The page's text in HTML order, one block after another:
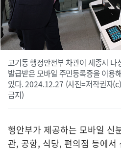
고기동 행정안전부 차관이 세종시 나
발급받은 모바일 주민등록증을 이용
있다. 2024.12.27 (사진=저작권자
금지)
행안부가 제공하는 모바일 신
관, 공항, 식당, 편의점 등에서